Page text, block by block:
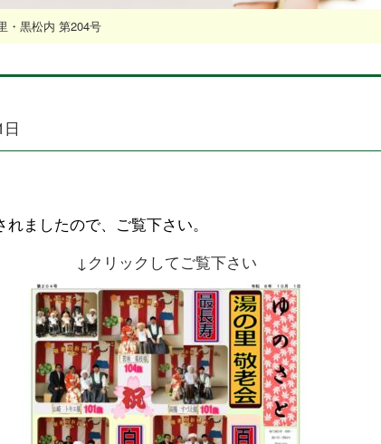
・黒松内 第204号
ましたので、ご覧下さい。
↓クリックしてご覧下さい